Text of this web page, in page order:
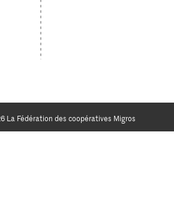
La Fédération des coopératives Migros